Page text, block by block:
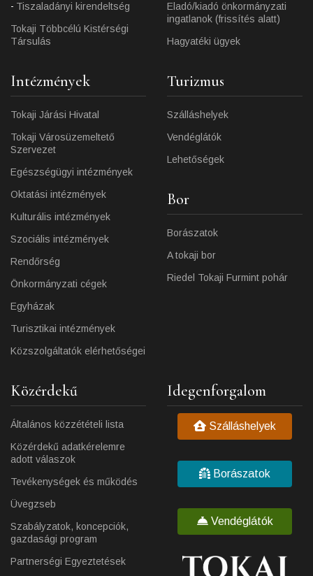
Tiszaladányi kirendeltség
Tokaji Többcélú Kistérségi
Társulás
Eladó/kiadó önkormányzati
ingatlanok (frissítés alatt)
Hagyatéki ügyek
Intézmények
Tokaji Járási Hivatal
Tokaji Városüzemeltető
Szervezet
Egészségügyi intézmények
Oktatási intézmények
Kulturális intézmények
Szociális intézmények
Rendőrség
Önkormányzati cégek
Egyházak
Turisztikai intézmények
Közszolgáltatók elérhetőségei
Turizmus
Szálláshelyek
Vendéglátók
Lehetőségek
Bor
Borászatok
A tokaji bor
Riedel Tokaji Furmint pohár
Közérdekű
Általános közzétételi lista
Közérdekű adatkérelemre
adott válaszok
Tevékenységek és működés
Üvegzseb
Szabályzatok, koncepciók,
gazdasági program
Partnerségi Egyeztetések
Idegenforgalom
Szálláshelyek
Borászatok
Vendéglátók